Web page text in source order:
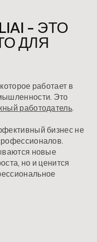
– ЭТО
ДЛЯ
работает в
Это
работодатель.
бизнес не
новые
но и ценится